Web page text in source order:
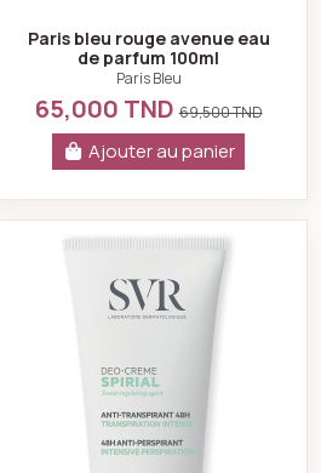
Paris bleu rouge avenue eau
de parfum 100ml
Paris Bleu
65,000 TND69,500 TND
Ajouter au panier
pour homme Yes I Am The King
SVR Spirial déo-